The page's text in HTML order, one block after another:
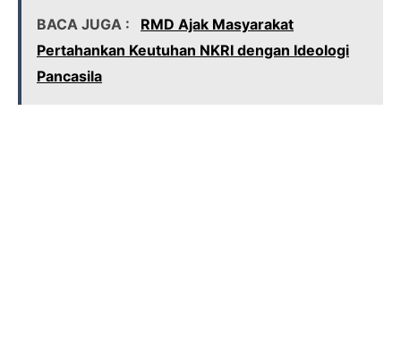
BACA JUGA :
RMD Ajak Masyarakat
Pertahankan Keutuhan NKRI dengan Ideologi
Pancasila